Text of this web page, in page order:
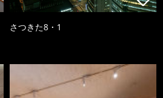
さつきた8・1